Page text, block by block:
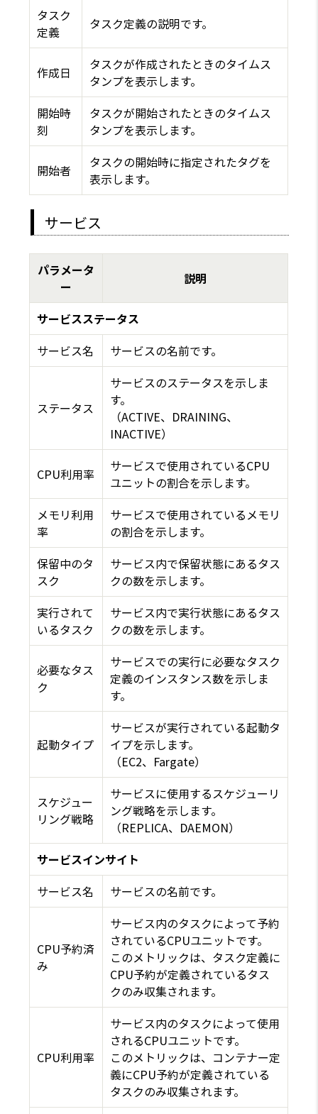
タスク
定義
タスク定義の説明です。
作成日
タスクが作成されたときのタイムス
タンプを表示します。
開始時
刻
タスクが開始されたときのタイムス
タンプを表示します。
開始者
タスクの開始時に指定されたタグを
表示します。
サービス
パラメータ
ー
説明
サービスステータス
サービス名
サービスの名前です。
ステータス
サービスのステータスを示しま
す。
（ACTIVE、DRAINING、
INACTIVE）
CPU利用率
サービスで使用されているCPU
ユニットの割合を示します。
メモリ利用
率
サービスで使用されているメモリ
の割合を示します。
保留中のタ
スク
サービス内で保留状態にあるタス
クの数を示します。
実行されて
いるタスク
サービス内で実行状態にあるタス
クの数を示します。
必要なタス
ク
サービスでの実行に必要なタスク
定義のインスタンス数を示しま
す。
起動タイプ
サービスが実行されている起動タ
イプを示します。
（EC2、Fargate）
スケジュー
リング戦略
サービスに使用するスケジューリ
ング戦略を示します。
（REPLICA、DAEMON）
サービスインサイト
サービス名
サービスの名前です。
CPU予約済
み
サービス内のタスクによって予約
されているCPUユニットです。
このメトリックは、タスク定義に
CPU予約が定義されているタス
クのみ収集されます。
CPU利用率
サービス内のタスクによって使用
されるCPUユニットです。
このメトリックは、コンテナー定
義にCPU予約が定義されている
タスクのみ収集されます。